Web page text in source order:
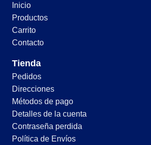
Inicio
Productos
Carrito
Contacto
Tienda
Pedidos
Direcciones
Métodos de pago
Detalles de la cuenta
Contraseña perdida
Política de Envíos